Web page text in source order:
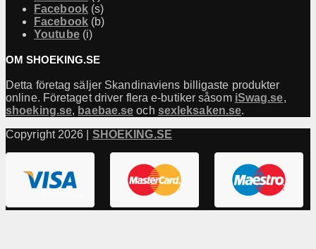
Facebook(s)
Facebook(b)
Youtube(i)
OM SHOEKING.SE
Detta företag säljer Skandinaviens billigaste produkter
online. Företaget driver flera e-butiker såsom iSwag.se,
shoeking.se, baebae.se och sexleksaken.se.
Copyright 2026 | SHOEKING.SE